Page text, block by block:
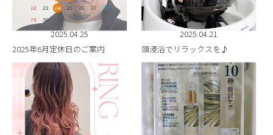
RECRUIT
BLOG2025.04.25
2025年6月定休日のご案内
2025.04.21
頭浸浴でリラックスを♪